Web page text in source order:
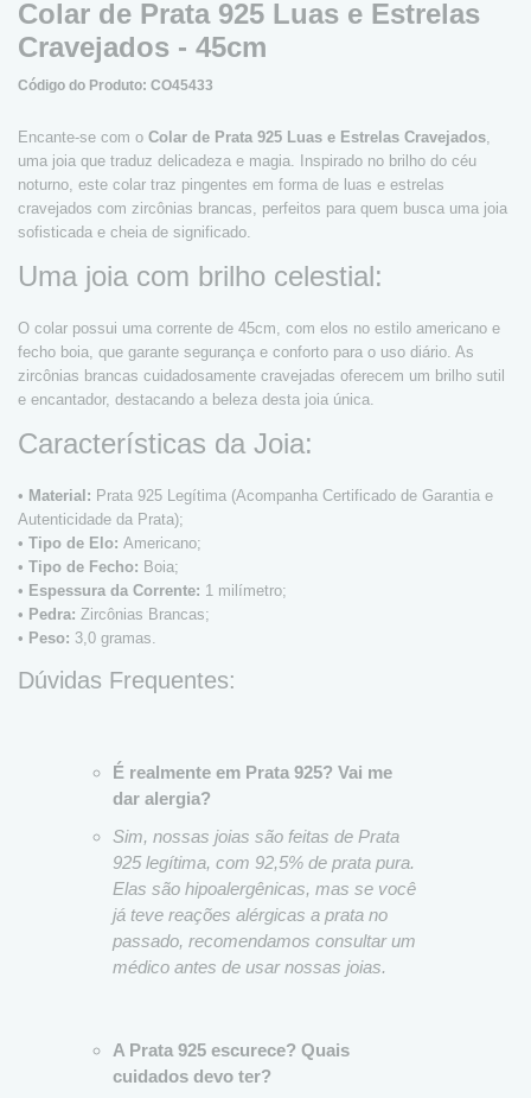
Colar de Prata 925 Luas e Estrelas
Cravejados - 45cm
Código do Produto: CO45433
Encante-se com o Colar de Prata 925 Luas e Estrelas Cravejados
uma joia que traduz delicadeza e magia. Inspirado no brilho do céu
noturno, este colar traz pingentes em forma de luas e estrelas
cravejados com zircônias brancas, perfeitos para quem busca uma joia
sofisticada e cheia de significado.
Uma joia com brilho celestial:
O colar possui uma corrente de 45cm, com elos no estilo americano e
fecho boia, que garante segurança e conforto para o uso diário. As
zircônias brancas cuidadosamente cravejadas oferecem um brilho sutil
e encantador, destacando a beleza desta joia única.
Características da Joia:
• Material: Prata 925 Legítima (Acompanha Certificado de Garantia e
Autenticidade da Prata);
• Tipo de Elo: Americano;
• Tipo de Fecho: Boia;
• Espessura da Corrente: 1 milímetro;
• Pedra: Zircônias Brancas;
• Peso: 3,0 gramas.
Dúvidas Frequentes:
É realmente em Prata 925? Vai me
dar alergia?
Sim, nossas joias são feitas de Prata
925 legítima, com 92,5% de prata pura.
Elas são hipoalergênicas, mas se você
já teve reações alérgicas a prata no
passado, recomendamos consultar um
médico antes de usar nossas joias.
A Prata 925 escurece? Quais
cuidados devo ter?